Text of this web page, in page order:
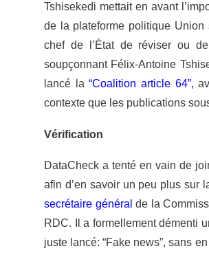
Tshisekedi mettait en avant
de la plateforme politique
chef de l’État de réviser ou
soupçonnant Félix-Antoine
lancé la“Coalition article 64”,
contexte que les publications
Vérification
DataCheck a tenté en vain de
afin d’en savoir un peu plus sur
secrétaire général de la
RDC. Il a formellement démenti
juste lancé:“Fake news”,sans